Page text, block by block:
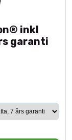
inkl
garanti